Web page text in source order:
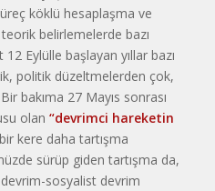
köklü hesaplaşma ve
belirlemelerde bazı
Eylülle başlayan yıllar bazı
politik düzeltmelerden çok,
bakıma 27 Mayıs sonrası
olan “devrimci hareketin
kere daha tartışma
sürüp giden tartışma da,
sosyalist devrim